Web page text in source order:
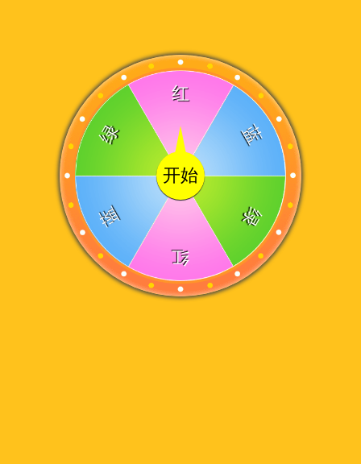
开始
红
蓝
绿
红
蓝
绿